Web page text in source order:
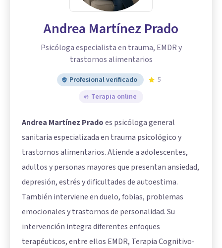
Andrea Martínez Prado
Psicóloga especialista en trauma, EMDR y
trastornos alimentarios
Profesional verificado
5
Terapia online
Andrea Martínez Pradoes psicóloga general
sanitaria especializada en trauma psicológico y
trastornos alimentarios. Atiende a adolescentes,
adultos y personas mayores que presentan ansiedad,
depresión, estrés y dificultades de autoestima.
También interviene en duelo, fobias, problemas
emocionales y trastornos de personalidad. Su
intervención integra diferentes enfoques
terapéuticos, entre ellos EMDR, Terapia Cognitivo-